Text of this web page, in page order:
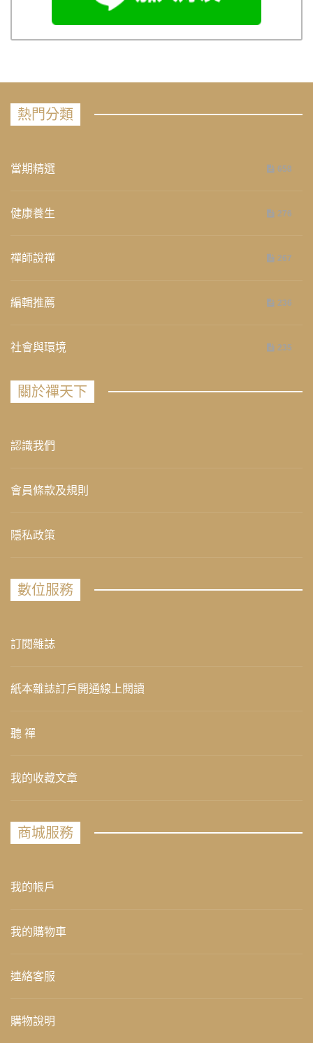
熱門分類
當期精選 658
健康養生 276
禪師說禪 267
編輯推薦 236
社會與環境 235
關於禪天下
認識我們
會員條款及規則
隱私政策
數位服務
訂閱雜誌
紙本雜誌訂戶開通線上閱讀
聽 禪
我的收藏文章
商城服務
我的帳戶
我的購物車
連絡客服
購物說明